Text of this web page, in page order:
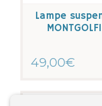
Lampe
49,00€